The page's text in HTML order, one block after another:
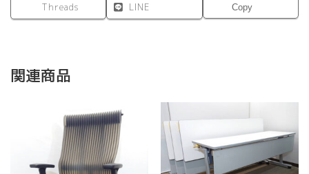
Threads
LINE Copy
関連商品